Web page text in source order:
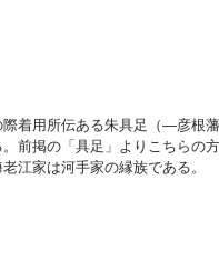
着用所伝ある朱具足（—彦根
前掲の「具足」よりこちらの
江家は河手家の縁族である。